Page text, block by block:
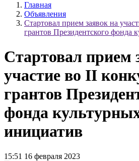
Главная
Объявления
Стартовал прием заявок на
грантов Президентского фонда
Стартовал прием
участие во II
грантов
фонда
инициатив
15:51 16 февраля 2023